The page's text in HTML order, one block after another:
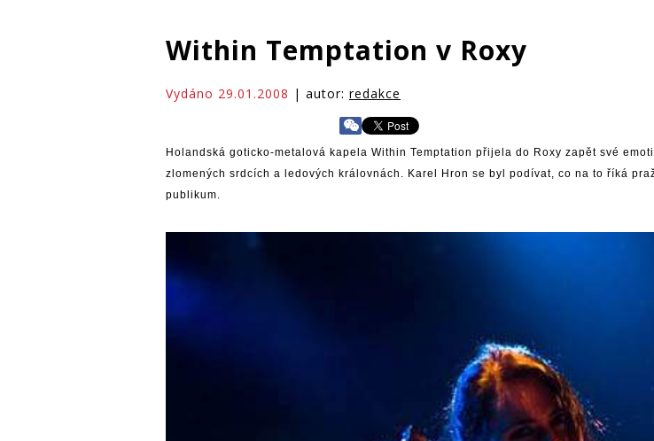
Within Temptation v Roxy
Vydáno 29.01.2008 | autor: redakce
Holandská goticko-metalová kapela Within Temptation přijela do Roxy zapět své
zlomených srdcích a ledových královnách. Karel Hron se byl podívat, co na to říká
publikum.